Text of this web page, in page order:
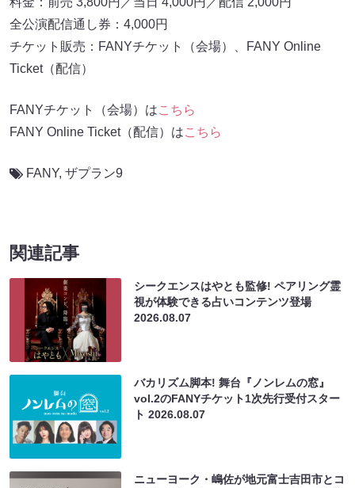
全公演配信通し券：4,000円
チケット販売：FANYチケット（会場）、FANY Online
Ticket（配信）
FANYチケット（会場）はこちら
FANY Online Ticket（配信）はこちら
FANY, ザプラン9
関連記事
シークエンスはやとも監修! ペアリング霊
視が体験できる占いコンテンツ登場
2026.08.07
バカリズム脚本! 舞台『ノンレムの窓』
vol.2のFANYチケット1次先行受付スター
ト2026.08.07
ニューヨーク・嶋佐が地元富士吉田市とコ